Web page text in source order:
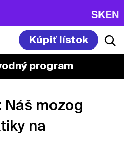
SKEN
program
Kúpiť lístok
Náš mozog
na